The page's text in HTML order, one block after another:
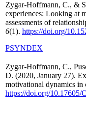
Zygar-Hoffmann, C., &
experiences: Looking at
assessments of
6(1). https://doi.org/
PSYNDEX
Zygar-Hoffmann, C.,
D. (2020, January 27).
motivational dynamics in
https://doi.org/10.17605/